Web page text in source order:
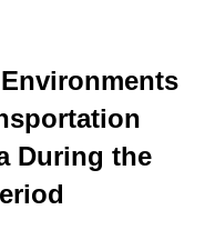
During the